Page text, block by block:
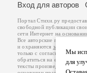
Мы
для
Вход для авторов
Портал Стихи.ру
свободной публикации
сети Интернет на
Все авторские права на
и охраняются законом
.
только с согласия его
обратиться на его
тексты произведений